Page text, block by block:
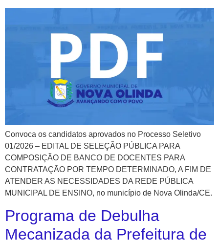
Convoca os candidatos aprovados no Processo Seletivo
01/2026 – EDITAL DE SELEÇÃO PÚBLICA PARA
COMPOSIÇÃO DE BANCO DE DOCENTES PARA
CONTRATAÇÃO POR TEMPO DETERMINADO, A FIM DE
ATENDER AS NECESSIDADES DA REDE PÚBLICA
MUNICIPAL DE ENSINO, no município de Nova Olinda/CE.
Programa de Debulha
Mecanizada da Prefeitura de